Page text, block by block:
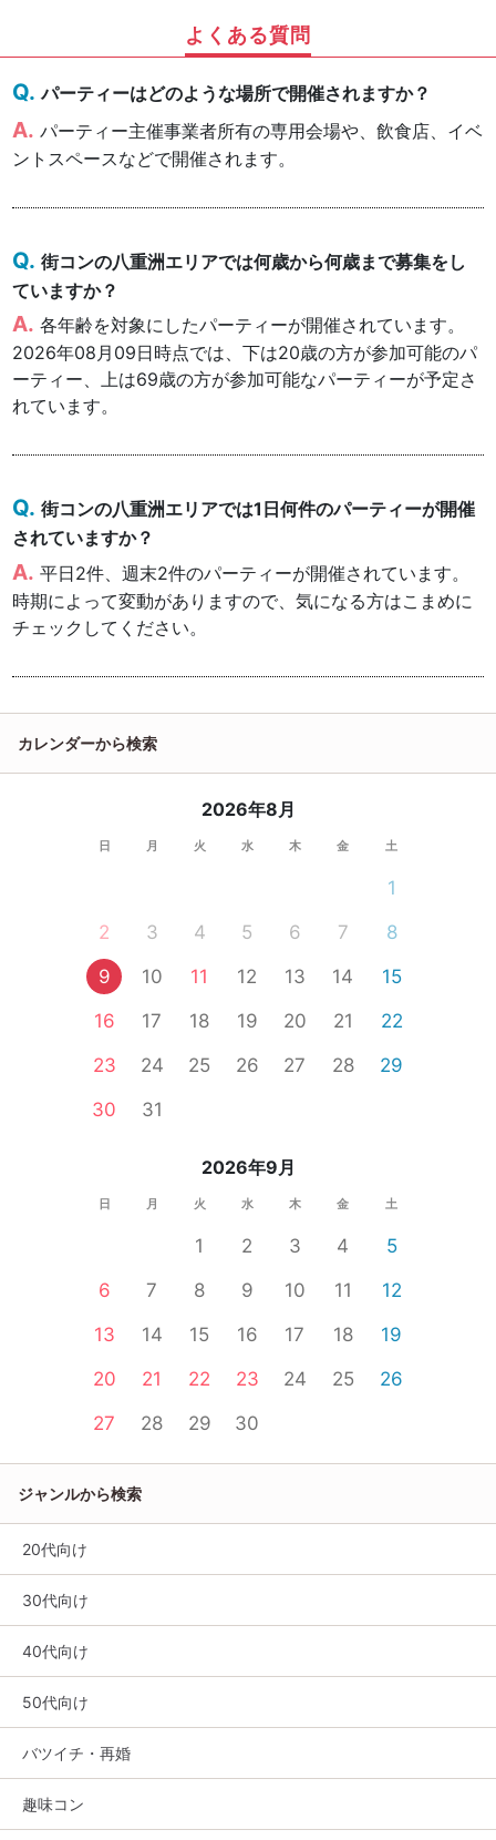
よくある質問
パーティーはどのような場所で開催されますか？
パーティー主催事業者所有の専用会場や、飲食店、イベ
ントスペースなどで開催されます。
街コンの八重洲エリアでは何歳から何歳まで募集をし
ていますか？
各年齢を対象にしたパーティーが開催されています。
2026年08月09日時点では、下は20歳の方が参加可能のパ
ーティー、上は69歳の方が参加可能なパーティーが予定さ
れています。
街コンの八重洲エリアでは1日何件のパーティーが開催
されていますか？
平日2件、週末2件のパーティーが開催されています。
時期によって変動がありますので、気になる方はこまめに
チェックしてください。
カレンダーから検索
2026年8月
日 月 火 水 木 金 土
1
2
3 4 5 6 7
8
9
10 11 12 13 14
15
16
17 18 19 20 21
22
23
24 25 26 27 28
29
30
31
2026年9月
日 月 火 水 木 金 土
1 2 3 4
5
6
7 8 9 10 11
12
13
14 15 16 17 18
19
20
21 22 23 24 25
26
27
28 29 30
ジャンルから検索
20代向け
30代向け
40代向け
50代向け
バツイチ・再婚
趣味コン